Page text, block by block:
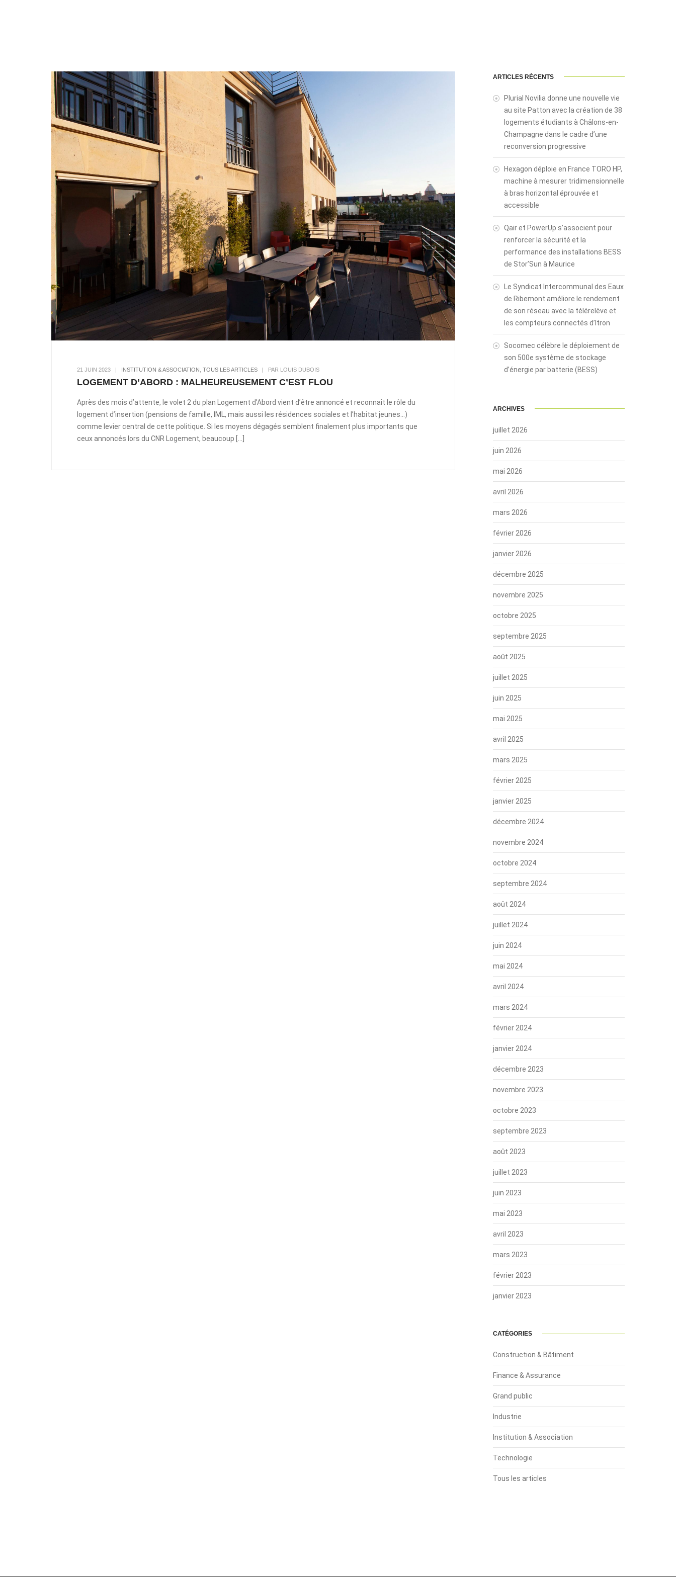
21 JUIN 2023 | INSTITUTION & ASSOCIATION TOUS LES ARTICLES | PAR LOUIS DUBOIS
LOGEMENT D’ABORD : MALHEUREUSEMENT C’EST FLOU
Après des mois d’attente, le volet 2 du plan Logement d’Abord vient d’être annoncé et reconnaît le rôle du
logement d’insertion (pensions de famille, IML, mais aussi les résidences sociales et l’habitat jeunes…)
comme levier central de cette politique. Si les moyens dégagés semblent finalement plus importants que
ceux annoncés lors du CNR Logement, beaucoup […]
ARTICLES RÉCENTS
Plurial Novilia donne une nouvelle vie
au site Patton avec la création de 38
logements étudiants à Châlons-en-
Champagne dans le cadre d’une
reconversion progressive
Hexagon déploie en France TORO HP,
machine à mesurer tridimensionnelle
à bras horizontal éprouvée et
accessible
Qair et PowerUp s’associent pour
renforcer la sécurité et la
performance des installations BESS
de Stor’Sun à Maurice
Le Syndicat Intercommunal des Eaux
de Ribemont améliore le rendement
de son réseau avec la télérelève et
les compteurs connectés d’Itron
Socomec célèbre le déploiement de
son 500e système de stockage
d’énergie par batterie (BESS)
ARCHIVES
juillet 2026
juin 2026
mai 2026
avril 2026
mars 2026
février 2026
janvier 2026
décembre 2025
novembre 2025
octobre 2025
septembre 2025
août 2025
juillet 2025
juin 2025
mai 2025
avril 2025
mars 2025
février 2025
janvier 2025
décembre 2024
novembre 2024
octobre 2024
septembre 2024
août 2024
juillet 2024
juin 2024
mai 2024
avril 2024
mars 2024
février 2024
janvier 2024
décembre 2023
novembre 2023
octobre 2023
septembre 2023
août 2023
juillet 2023
juin 2023
mai 2023
avril 2023
mars 2023
février 2023
janvier 2023
CATÉGORIES
Construction & Bâtiment
Finance & Assurance
Grand public
Industrie
Institution & Association
Technologie
Tous les articles